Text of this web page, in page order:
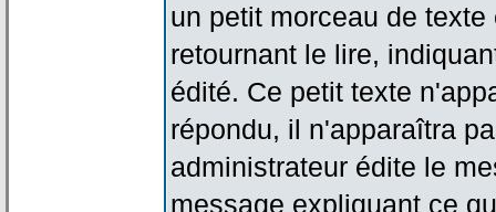
un petit morceau de
retournant le lire,
édité. Ce petit texte
répondu, il n'apparaîtra
administrateur édite le
message expliquant ce